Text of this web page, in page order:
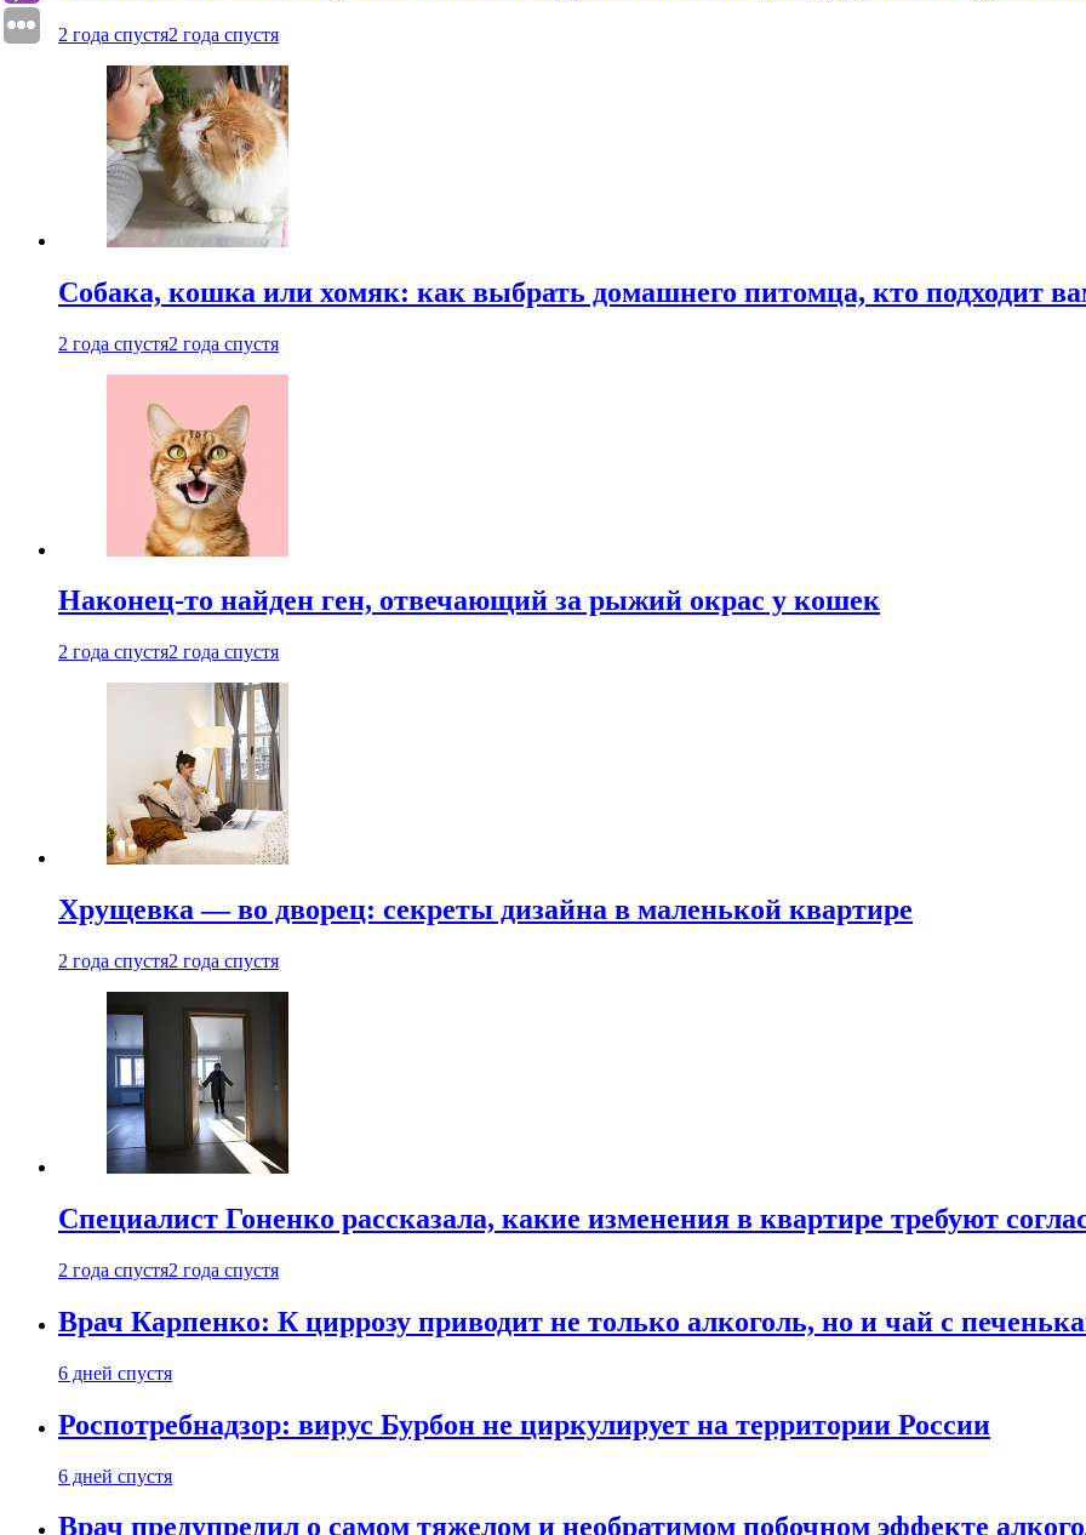
2 года спустя2 года спустя
Собака, кошка или хомяк: как выбрать домашнего питомца, кто подходит
2 года спустя2 года спустя
Наконец-то найден ген, отвечающий за рыжий окрас у кошек
2 года спустя2 года спустя
Хрущевка — во дворец: секреты дизайна в маленькой квартире
2 года спустя2 года спустя
Специалист Гоненко рассказала, какие изменения в квартире требуют
2 года спустя2 года спустя
Врач Карпенко: К циррозу приводит не только алкоголь, но и чай с
6 дней спустя
Роспотребнадзор: вирус Бурбон не циркулирует на территории России
6 дней спустя
Врач предупредил о самом тяжелом и необратимом побочном эффекте